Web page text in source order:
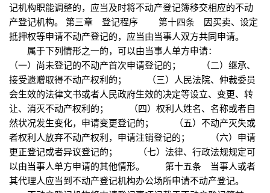
记机构职能调整的，应当及时将不动产登记簿移交相应的不动
产登记机构。 第三章 登记程序 第十四条 因买卖、设定
抵押权等申请不动产登记的，应当由当事人双方共同申请。
属于下列情形之一的，可以由当事人单方申请：
（一）尚未登记的不动产首次申请登记的； （二）继承、
接受遗赠取得不动产权利的； （三）人民法院、仲裁委员
会生效的法律文书或者人民政府生效的决定等设立、变更、转
让、消灭不动产权利的； （四）权利人姓名、名称或者自
然状况发生变化，申请变更登记的； （五）不动产灭失或
者权利人放弃不动产权利，申请注销登记的； （六）申请
更正登记或者异议登记的； （七）法律、行政法规规定可
以由当事人单方申请的其他情形。 第十五条 当事人或者
其代理人应当到不动产登记机构办公场所申请不动产登记。